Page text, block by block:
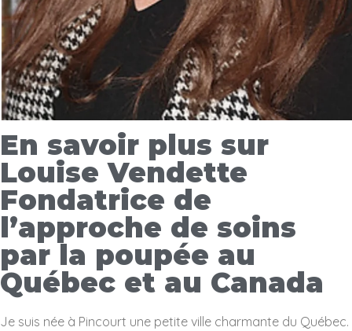
En savoir plus sur
Louise Vendette
Fondatrice de
l’approche de soins
par la poupée au
Québec et au Canada
Je suis née à Pincourt une petite ville charmante du Québec.